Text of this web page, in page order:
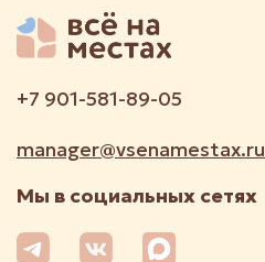
+7 901-581-89-05
manager@vsenamestax.ru
Мы в социальных сетях